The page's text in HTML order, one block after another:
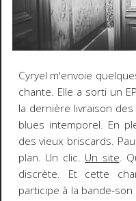
Cyryel m'envoie
chante. Elle a sorti un
la dernière livraison
blues intemporel. En
des vieux briscards.
plan. Un clic. Un site.
discrète. Et cette
participe à la bande-